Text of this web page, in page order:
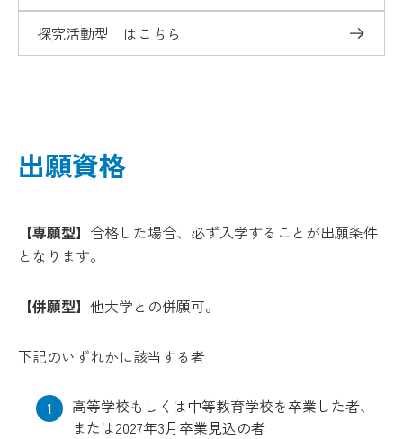
探究活動型 はこちら
出願資格
【専願型】 合格した場合、必ず入学することが出願条件
となります。
【併願型】 他大学との併願可。
下記のいずれかに該当する者
高等学校もしくは中等教育学校を卒業した者、
または2027年3月卒業見込の者